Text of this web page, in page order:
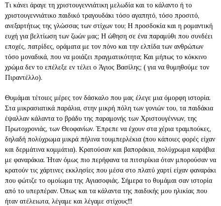
Τι κάνει άραγε τη χριστουγεννιάτικη μελωδία και το κάλαντο ή το
χριστουγεννιάτικο παιδικό τραγουδάκι τόσο αγαπητό, τόσο προσιτό,
ανεξαρτήτως της γλώσσας των στίχων του; Η προσδοκία και η ρομαντική
ευχή για βελτίωση των ζωών μας; Η ώθηση σε ένα παραμύθι που συνδέει
εποχές, πατρίδες, οράματα με τον πόνο και την ελπίδα των ανθρώπων
τόσο μοναδικά, που να μοιάζει πραγματικότητα; Και μήπως το κόκκινο
χρώμα δεν το επέλεξε εν τέλει ο Άγιος Βασίλης; ( για να θυμηθούμε τον
Πιραντέλλο).
Θυμάμαι τέτοιες μέρες τον δάσκαλο που μας έλεγε μια όμορφη ιστορία.
Στα μικρασιατικά παράλια, στην μικρή πόλη των γονιών του, τα παιδάκια
έψαλλαν κάλαντα το βράδυ της παραμονής των Χριστουγέννων, της
Πρωτοχρονιάς, των Θεοφανίων. Έπρεπε να έχουν στα χέρια τραμπούκες,
δηλαδή πολύχρωμα μικρά πήλινα τουμπερλέκια (που κάποιες φορές είχαν
και δερμάτινα κομμάτια). Κρατούσαν και βαποράκια, πολύχρωμα καράβια
με φαναράκια. Ήταν όμως πιο περήφανα τα πιτσιρίκια όταν μπορούσαν να
κρατούν τις χάρτινες εκκλησίες που μέσα στο πλατύ χαρτί είχαν φαναράκι
που φώτιζε το ομοίωμα της Αγιασοφιάς. Σήμερα το θυμάμαι σαν ιστορία
από το υπερπέραν. Όπως και τα κάλαντα της παιδικής μου ηλικίας που
ήταν ατέλειωτα, λέγαμε και λέγαμε στίχους!!!